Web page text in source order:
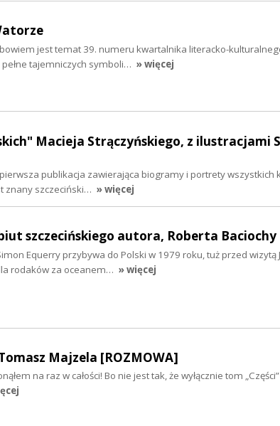
jest temat 39. numeru kwartalnika literacko-
tajemniczych symboli… » więcej
Macieja Strączyńskiego, z ilustracjami
publikacja zawierająca biogramy i portrety wszystkich
znany szczeciński… » więcej
szczecińskiego autora, Roberta Baciochy
Equerry przybywa do Polski w 1979 roku, tuż przed wizytą
rodaków za oceanem… » więcej
Majzela [ROZMOWA]
na raz w całości! Bo nie jest tak, że wyłącznie tom